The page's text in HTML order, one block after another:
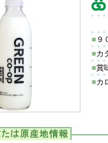
■ ９
■カ
■賞
■カ